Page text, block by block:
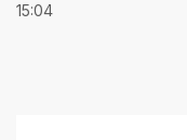
15:04